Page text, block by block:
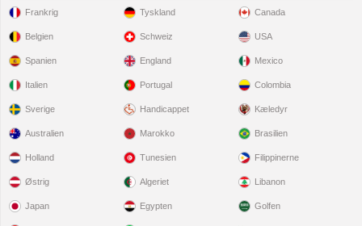
Frankrig
Belgien
Spanien
Italien
Sverige
Tyskland
Schweiz
England
Portugal
Handicappet
Canada
USA
Mexico
Colombia
Kæledyr
Australien
Holland
Østrig
Japan
Marokko
Tunesien
Algeriet
Egypten
Brasilien
Filippinerne
Libanon
Golfen